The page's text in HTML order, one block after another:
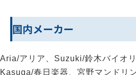
国内メーカー
Aria/アリア、Suzuki/鈴木バイオリ
Kasuga/春日楽器、宮野マンドリ